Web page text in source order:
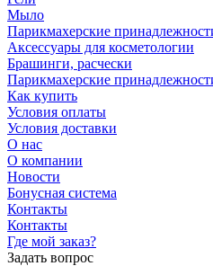
Мыло
Парикмахерские
Аксессуары для косметологии
Брашинги, расчески
Парикмахерские
Как купить
Условия оплаты
Условия доставки
О нас
О компании
Новости
Бонусная система
Контакты
Контакты
Где мой заказ?
Задать вопрос